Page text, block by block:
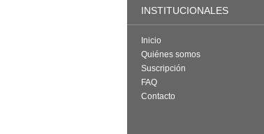
INSTITUCIONALES
Inicio
Quiénes somos
Suscripción
FAQ
Contacto